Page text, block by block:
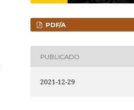
PDF/A
PUBLICADO
2021-12-29